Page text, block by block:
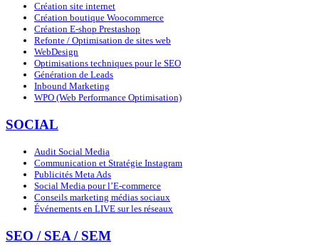
Création site internet
Création boutique Woocommerce
Création E-shop Prestashop
Refonte / Optimisation de sites web
WebDesign
Optimisations techniques pour le SEO
Génération de Leads
Inbound Marketing
WPO (Web Performance Optimisation)
SOCIAL
Audit Social Media
Communication et Stratégie Instagram
Publicités Meta Ads
Social Media pour l’E-commerce
Conseils marketing médias sociaux
Événements en LIVE sur les réseaux
SEO / SEA / SEM